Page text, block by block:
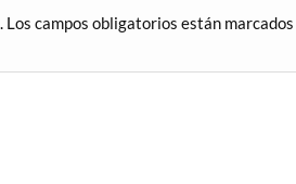
Los campos obligatorios están marcados